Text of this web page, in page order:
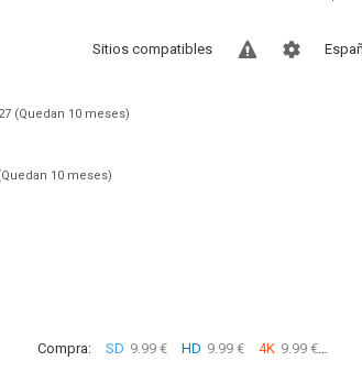
Sitios compatibles
(Quedan 10 meses)
10 meses)
Compra: SD 9.99 € HD 9.99 € 4K 9.99 €